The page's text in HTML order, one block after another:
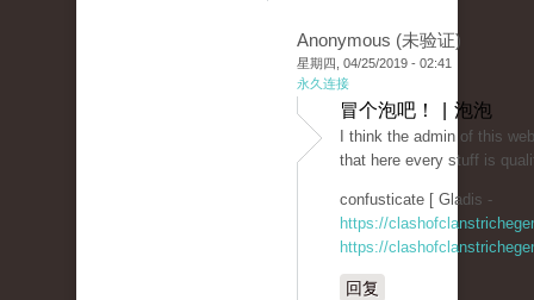
Anonymous (未验证)
星期四, 04/25/2019 - 02:41
永久连接
冒个泡吧！ | 泡泡
I think the admin of this
that here every stuff is
confusticate [ Gladis -
https://
https://
回复